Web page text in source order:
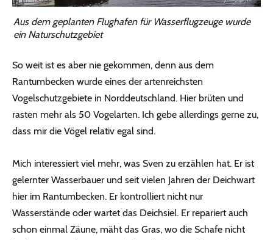
Aus dem geplanten Flughafen für Wasserflugzeuge wurde
ein Naturschutzgebiet
So weit ist es aber nie gekommen, denn aus dem
Rantumbecken wurde eines der artenreichsten
Vogelschutzgebiete in Norddeutschland. Hier brüten und
rasten mehr als 50 Vogelarten. Ich gebe allerdings gerne zu,
dass mir die Vögel relativ egal sind.
Mich interessiert viel mehr, was Sven zu erzählen hat. Er ist
gelernter Wasserbauer und seit vielen Jahren der Deichwart
hier im Rantumbecken. Er kontrolliert nicht nur
Wasserstände oder wartet das Deichsiel. Er repariert auch
schon einmal Zäune, mäht das Gras, wo die Schafe nicht